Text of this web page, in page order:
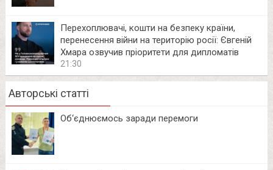
Перехоплювачі, кошти на безпеку країни,
перенесення війни на територію росії: Євгеній
Хмара озвучив пріоритети для дипломатів
21:30
Авторські статті
Об‘єднюємось заради перемоги